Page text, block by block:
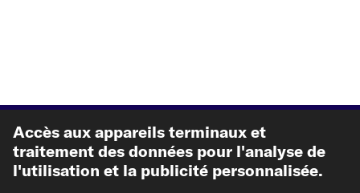
Meilleures ventes
Autre de carpardoo
Accès aux appareils terminaux et
traitement des données pour l'analyse de
l'utilisation et la publicité personnalisée.